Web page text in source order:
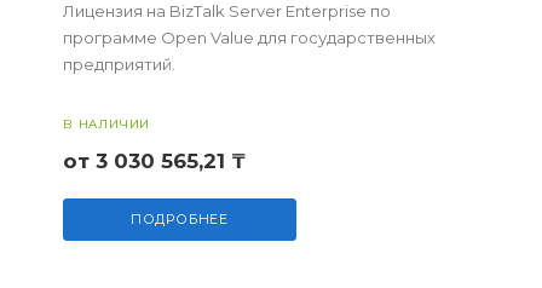
Лицензия на BizTalk Server Enterprise по
программе Open Value для государственных
предприятий.
В НАЛИЧИИ
от 3 030 565,21 ₸
ПОДРОБНЕЕ